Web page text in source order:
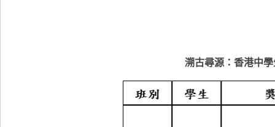
溯古尋源：香港中